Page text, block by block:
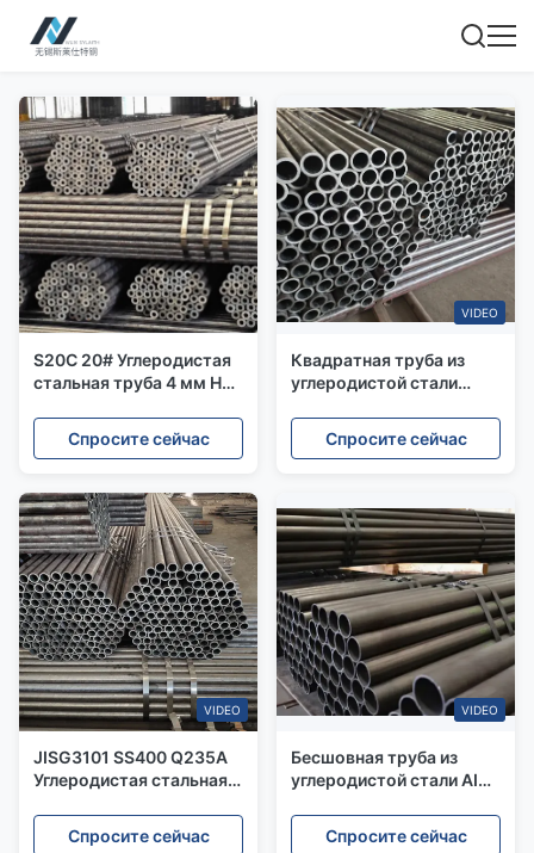
S20C 20# Углеродистая
стальная труба 4 мм HR
бесшовная
Спросите сейчас
VIDEO
Квадратная труба из
углеродистой стали
от 20 мм до 610 мм,
оцинкованная,
Спросите сейчас
VIDEO
JISG3101 SS400 Q235A
Углеродистая стальная
трубы 8 мм CS
Бесшовная сварка
Спросите сейчас
VIDEO
Бесшовная труба из
углеродистой стали AISI
оцинкованная стальная
труба ST35 ST52
Спросите сейчас